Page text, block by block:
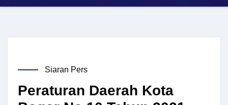
Siaran Pers
Peraturan Daerah Kota